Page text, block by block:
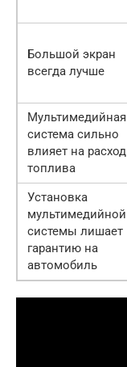
Большой экран
всегда лучше
Мультимедийная
система сильно
влияет на расход
топлива
Установка
мультимедийной
системы лишает
гарантию на
автомобиль